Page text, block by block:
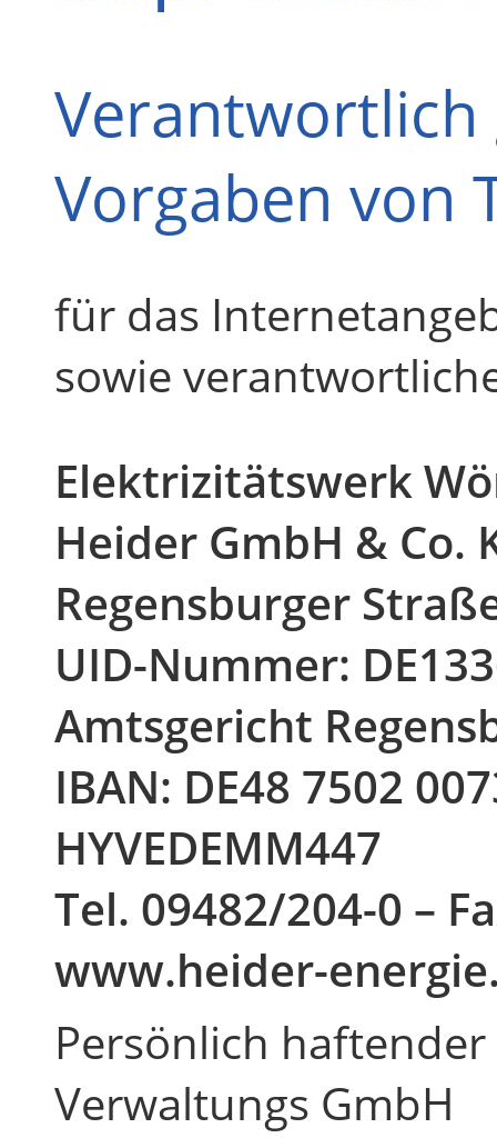
Verantwortlich
Vorgaben von
für das
sowie
Elektrizitätswerk
Heider GmbH & Co.
Regensburger
UID-Nummer:
Amtsgericht
IBAN: DE48 7502
HYVEDEMM447
Tel. 09482/204-0 –
www.heider-
Persönlich
Verwaltungs GmbH